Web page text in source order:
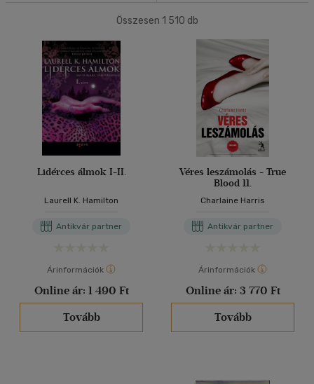
Korosztály szerint
Gyermek(3)
3 - 6 év
(2)
mind(1)
Ifjúsági(43)
6 -10 év
10 - 14 év(4)
Gyermek és ifjúsági
Nyelv szerint
Magyar(540)
Összesen 1 510 db
Lidérces álmok I-II.
Laurell K. Hamilton
Antikvár partner
Árinformációk
Online ár: 1 490 Ft
Tovább
Véres leszámolás - True
Blood 11.
Charlaine Harris
Antikvár partner
Árinformációk
Online ár: 3 770 Ft
Tovább